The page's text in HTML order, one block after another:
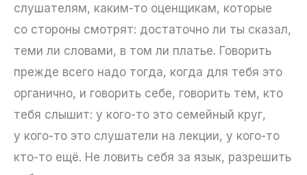
слушателям, каким-то оценщикам, которые
со стороны смотрят: достаточно ли ты сказал,
теми ли словами, в том ли платье. Говорить
прежде всего надо тогда, когда для тебя это
органично, и говорить себе, говорить тем, кто
тебя слышит: у кого-то это семейный круг,
у кого-то это слушатели на лекции, у кого-то
кто-то ещё. Не ловить себя за язык, разрешить